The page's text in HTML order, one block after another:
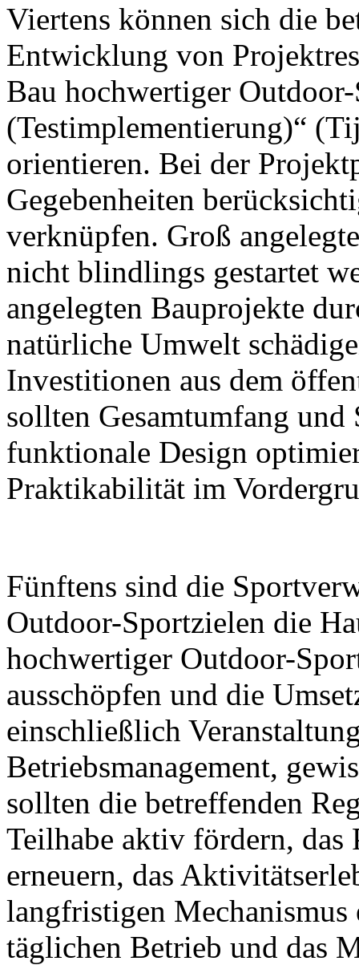
Viertens können sich die
Entwicklung von
Bau hochwertiger
(Testimplementierung)“
orientieren. Bei der
Gegebenheiten
verknüpfen. Groß
nicht blindlings gestartet
angelegten Bauprojekte
natürliche Umwelt
Investitionen aus dem
sollten Gesamtumfang
funktionale Design
Praktikabilität im
Fünftens sind die
Outdoor-Sportzielen die
hochwertiger Outdoor-
ausschöpfen und die
einschließlich
Betriebsmanagement,
sollten die betreffenden
Teilhabe aktiv fördern,
erneuern, das
langfristigen
täglichen Betrieb und das